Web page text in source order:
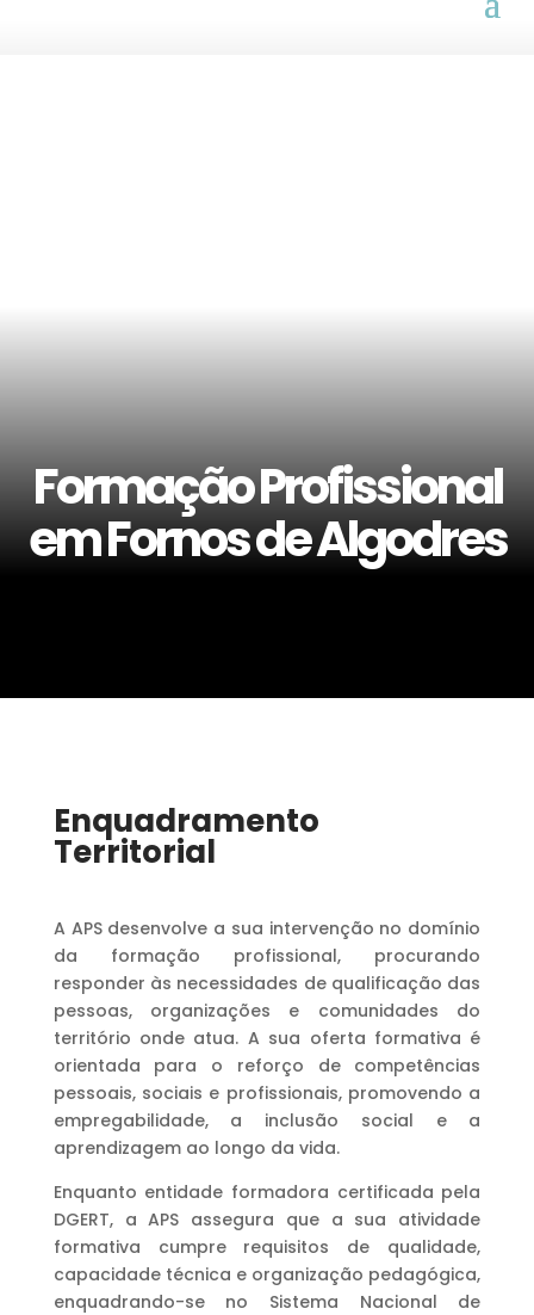
Formação Profissional
em Fornos de Algodres
Enquadramento
Territorial
A APS desenvolve a sua intervenção no domínio
da formação profissional, procurando
responder às necessidades de qualificação das
pessoas, organizações e comunidades do
território onde atua. A sua oferta formativa é
orientada para o reforço de competências
pessoais, sociais e profissionais, promovendo a
empregabilidade, a inclusão social e a
aprendizagem ao longo da vida.
Enquanto entidade formadora certificada pela
DGERT, a APS assegura que a sua atividade
formativa cumpre requisitos de qualidade,
capacidade técnica e organização pedagógica,
enquadrando-se no Sistema Nacional de